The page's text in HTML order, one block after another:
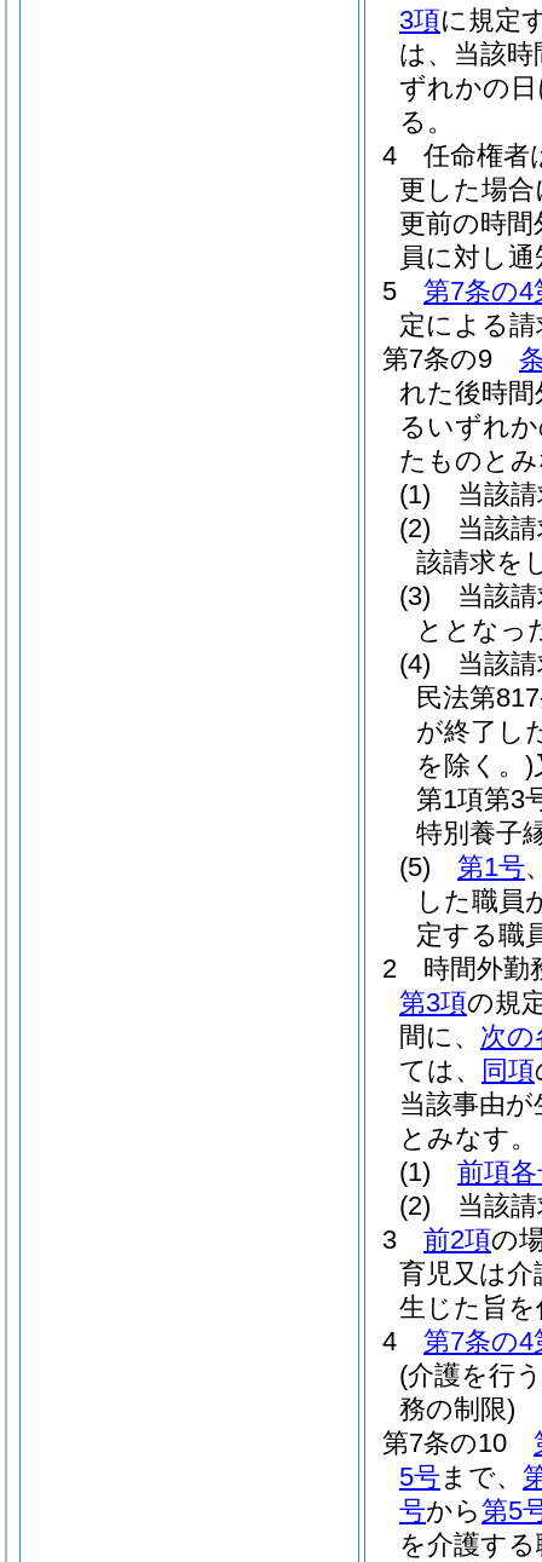
3項に規定
は、当該
ずれかの
る。
4
任命権者
更した場
更前の時
員に対し
5
第7条の4
定による
第7条の9
れた後時
るいずれ
たものと
(1)
当該
(2)
当該
該請求を
(3)
当該
ととなっ
(4)
当該
民法第
が終了し
を除く。)
第1項第3
特別養子
(5)
第1号
した職員
定する職
2
時間外勤
第3項の規
間に、 次の
ては、
同項
当該事由
とみなす。
(1)
前項
(2)
当該
3
前2項の
育児又は
生じた旨
4
第7条の4
(介護を行
務の制限)
第7条の10
5号まで、
号から第5
を介護す